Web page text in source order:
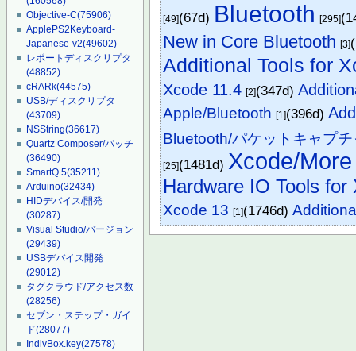
Objective-C(75906)
ApplePS2Keyboard-
Japanese-v2(49602)
レポートディスクリプタ
(48852)
cRARk(44575)
USB/ディスクリプタ
(43709)
NSString(36617)
Quartz Composer/パッチ
(36490)
SmartQ 5(35211)
Arduino(32434)
HIDデバイス/開発
(30287)
Visual Studio/バージョン
(29439)
USBデバイス開発
(29012)
タグクラウド/アクセス数
(28256)
セブン・ステップ・ガイ
ド(28077)
IndivBox.key(27578)
[49](67d) Bluetooth [295]
New in Core Bluetooth [3]
Additional Tools for
Xcode 11.4 [2](347d)
Apple/Bluetooth [1](396d)
Bluetooth/パケットキャプチ
[25](1481d) Xcode/
Hardware IO Tools for
Xcode 13 [1](1746d)